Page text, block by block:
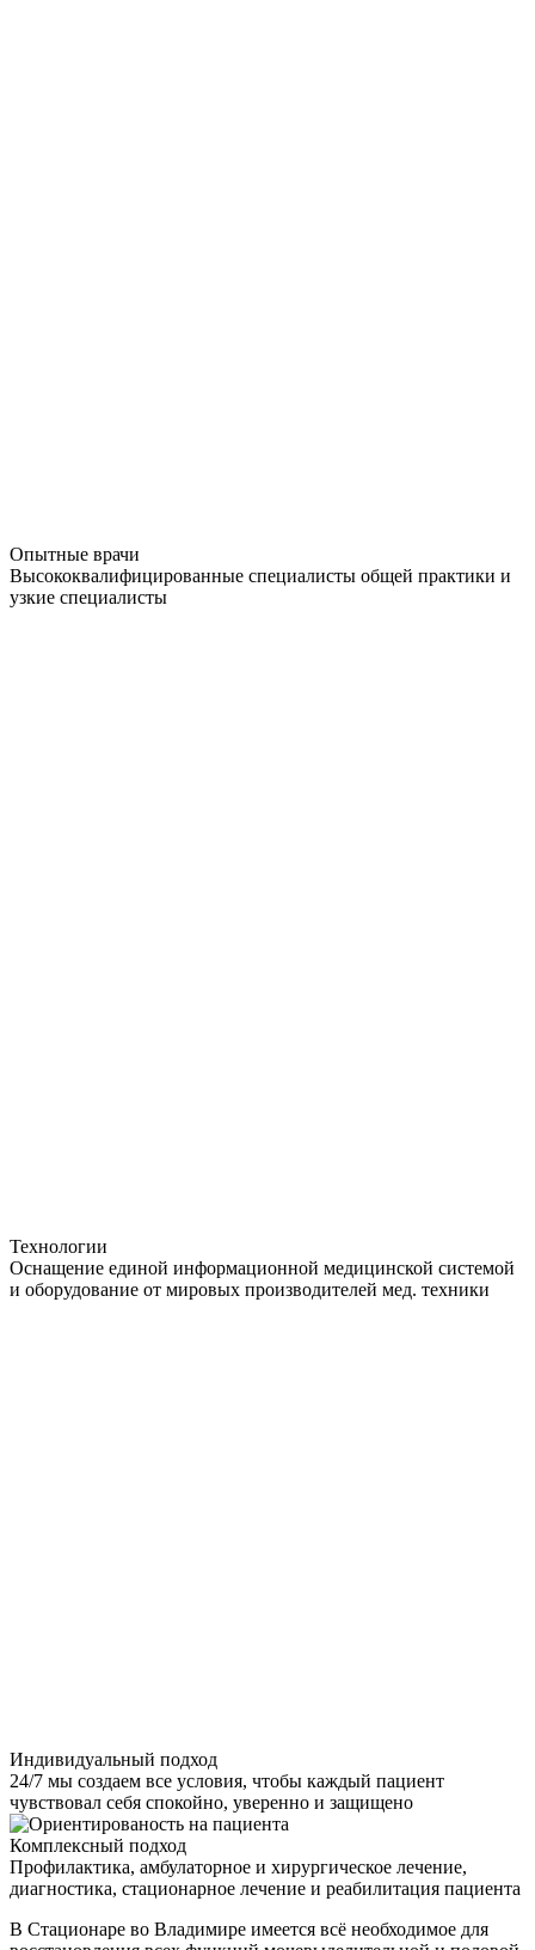
Опытные врачи
Высококвалифицированные специалисты общей практики и
узкие специалисты
Технологии
Оснащение единой информационной медицинской системой
и оборудование от мировых производителей мед. техники
Индивидуальный подход
24/7 мы создаем все условия, чтобы каждый пациент
чувствовал себя спокойно, уверенно и защищено
Комплексный подход
Профилактика, амбулаторное и хирургическое лечение,
диагностика, стационарное лечение и реабилитация пациента
В Стационаре во Владимире имеется всё необходимое для